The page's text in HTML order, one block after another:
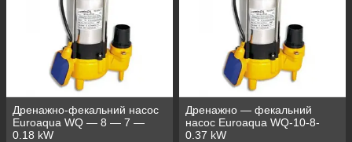
Дренажно-фекальний насос
Euroaqua WQ — 8 — 7 —
0.18 kW
Дренажно — фекальний
насос Euroaqua WQ-10-8-
0.37 kW